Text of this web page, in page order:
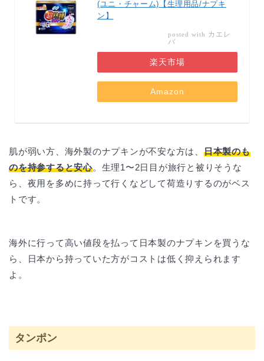
(ユニ・チャーム)【生理用品/ナプキ
ン】
posted with カエレ
バ
楽天市場
Amazon
肌が弱い方、海外製のナプキンが不安な方は、 日本製のも
のを持参すると安心。生理1〜2日目が旅行と被りそうな
ら、夜用を多めに持って行くなどして荷造りするのがベス
トです。
海外に行って高い値段を払って日本製のナプキンを買うな
ら、日本から持っていた方がコストは低く抑えられます
よ。
タンポン